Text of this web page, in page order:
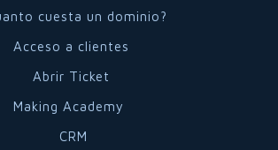
cuesta un dominio?
Acceso a clientes
Abrir Ticket
Making Academy
CRM